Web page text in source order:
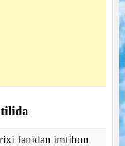
tilida
fanidan imtihon